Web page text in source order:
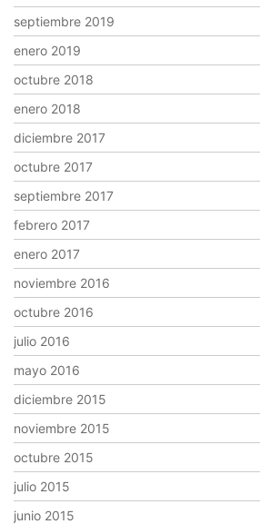
septiembre 2019
enero 2019
octubre 2018
enero 2018
diciembre 2017
octubre 2017
septiembre 2017
febrero 2017
enero 2017
noviembre 2016
octubre 2016
julio 2016
mayo 2016
diciembre 2015
noviembre 2015
octubre 2015
julio 2015
junio 2015